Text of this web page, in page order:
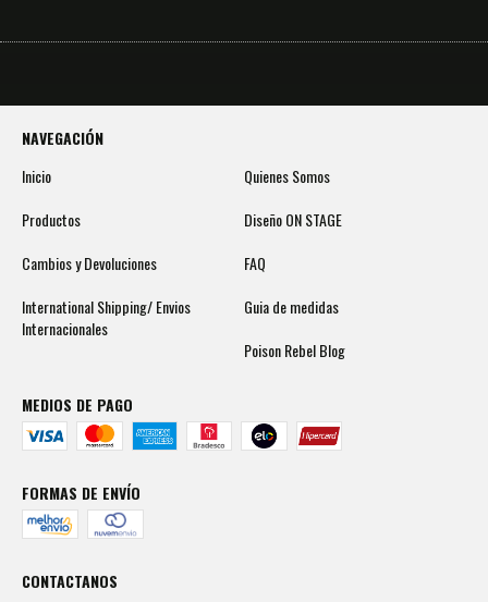
NAVEGACIÓN
Inicio
Quienes Somos
Productos
Diseño ON STAGE
Cambios y Devoluciones
FAQ
International Shipping/ Envios
Internacionales
Guia de medidas
Poison Rebel Blog
MEDIOS DE PAGO
FORMAS DE ENVÍO
CONTACTANOS